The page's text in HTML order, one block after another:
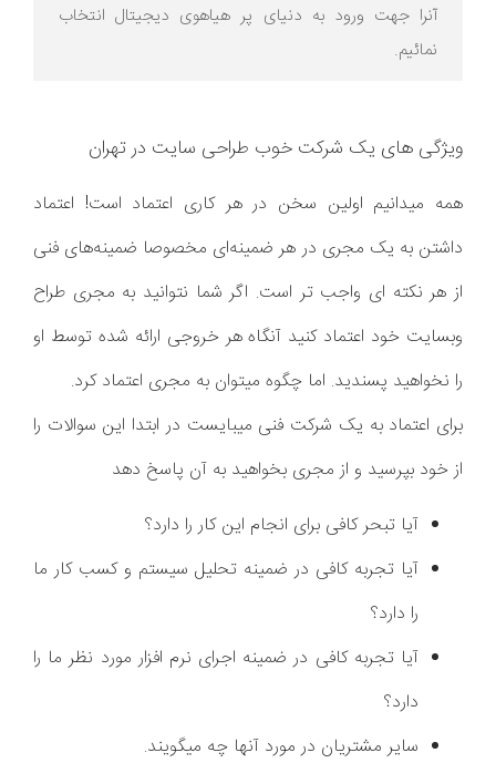
آنرا جهت ورود به دنیای پر هیاهوی دیجیتال انتخاب
نمائیم.
ویژگی های یک شرکت خوب طراحی سایت در تهران
همه میدانیم اولین سخن در هر کاری اعتماد است! اعتماد
داشتن به یک مجری در هر ضمینه‌ای مخصوصا ضمینه‌های فنی
از هر نکته ای واجب تر است. اگر شما نتوانید به مجری طراح
وبسایت خود اعتماد کنید آنگاه هر خروجی ارائه شده توسط او
را نخواهید پسندید. اما چگوه میتوان به مجری اعتماد کرد.
برای اعتماد به یک شرکت فنی میبایست در ابتدا این سوالات را
از خود بپرسید و از مجری بخواهید به آن پاسخ دهد
آیا تبحر کافی برای انجام این کار را دارد؟
آیا تجربه کافی در ضمینه تحلیل سیستم و کسب کار ما
را دارد؟
آیا تجربه کافی در ضمینه اجرای نرم افزار مورد نظر ما را
دارد؟
سایر مشتریان در مورد آنها چه میگویند.